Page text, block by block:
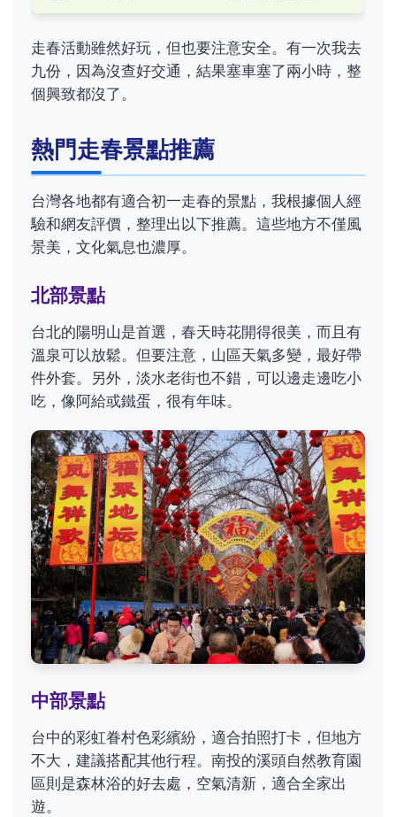
走春活動雖然好玩，但也要注意安全。有一次我去
九份，因為沒查好交通，結果塞車塞了兩小時，整
個興致都沒了。
熱門走春景點推薦
台灣各地都有適合初一走春的景點，我根據個人經
驗和網友評價，整理出以下推薦。這些地方不僅風
景美，文化氣息也濃厚。
北部景點
台北的陽明山是首選，春天時花開得很美，而且有
溫泉可以放鬆。但要注意，山區天氣多變，最好帶
件外套。另外，淡水老街也不錯，可以邊走邊吃小
吃，像阿給或鐵蛋，很有年味。
中部景點
台中的彩虹眷村色彩繽紛，適合拍照打卡，但地方
不大，建議搭配其他行程。南投的溪頭自然教育園
區則是森林浴的好去處，空氣清新，適合全家出
遊。